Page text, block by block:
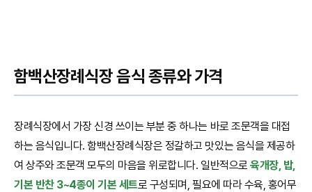
함백산장례식장 음식 종류와 가격
장례식장에서 가장 신경 쓰이는 부분 중 하나는 바로 조문객을 대접
하는 음식입니다. 함백산장례식장은 정갈하고 맛있는 음식을 제공하
여 상주와 조문객 모두의 마음을 위로합니다. 일반적으로육개장, 밥,
기본 반찬 3~4종이 기본 세트로 구성되며, 필요에 따라 수육, 홍어무